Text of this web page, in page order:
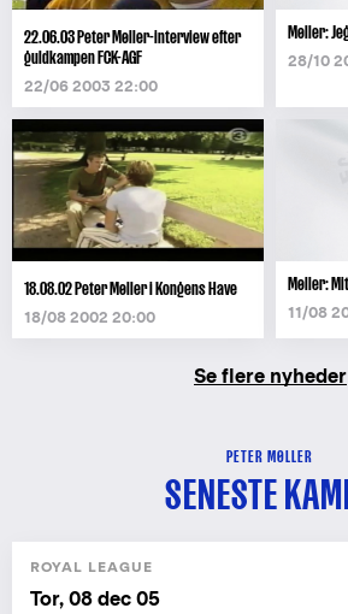
22.06.03 Peter Møller-interview efter
guldkampen FCK-AGF
22/06 2003 22:00
Møller:
28/10
18.08.02 Peter Møller i Kongens Have
18/08 2002 20:00
Møller:
11/08
Se flere nyheder
PETER MØLLER
SENESTE
ROYAL LEAGUE
Tor, 08 dec 05